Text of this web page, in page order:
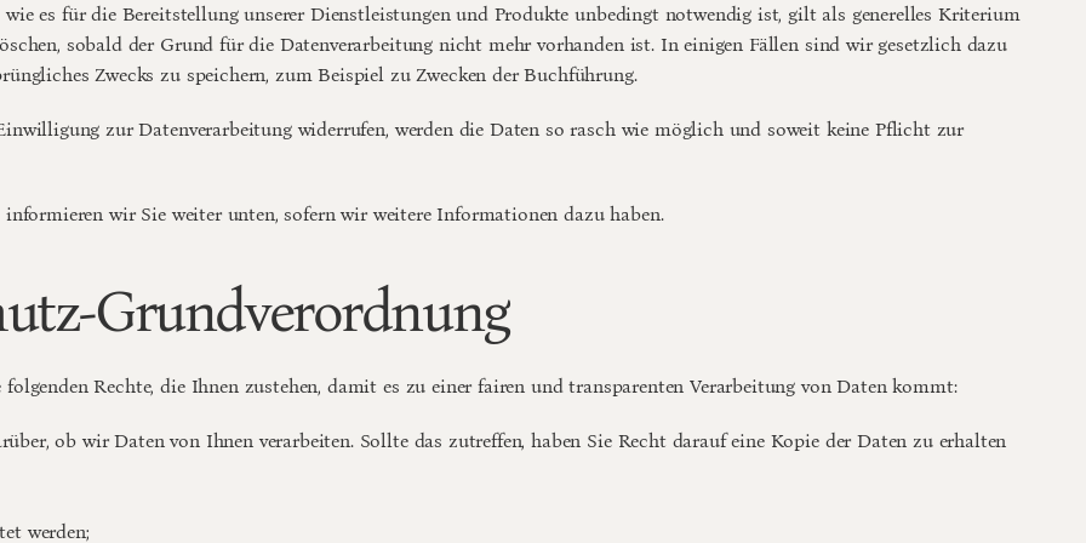
wie es für die Bereitstellung unserer Dienstleistungen und Produkte unbedingt notwendig ist, gilt als generelles Kriterium
sobald der Grund für die Datenverarbeitung nicht mehr vorhanden ist. In einigen Fällen sind wir gesetzlich dazu
Zwecks zu speichern, zum Beispiel zu Zwecken der Buchführung.
zur Datenverarbeitung widerrufen, werden die Daten so rasch wie möglich und soweit keine Pflicht zur
wir Sie weiter unten, sofern wir weitere Informationen dazu haben.
Grundverordnung
Rechte, die Ihnen zustehen, damit es zu einer fairen und transparenten Verarbeitung von Daten kommt:
ob wir Daten von Ihnen verarbeiten. Sollte das zutreffen, haben Sie Recht darauf eine Kopie der Daten zu erhalten
werden;